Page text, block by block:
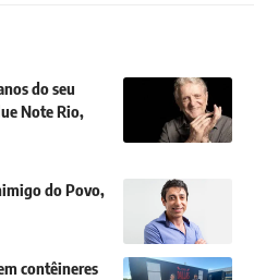
do seu
Note Rio,
do Povo,
contêineres